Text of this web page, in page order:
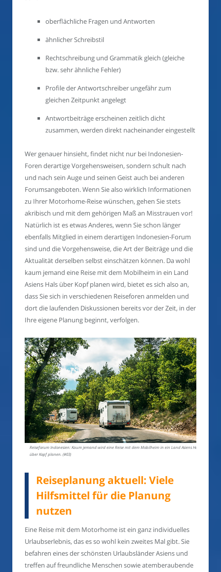
oberflächliche Fragen und Antworten
ähnlicher Schreibstil
Rechtschreibung und Grammatik gleich (gleiche
bzw. sehr ähnliche Fehler)
Profile der Antwortschreiber ungefähr zum
gleichen Zeitpunkt angelegt
Antwortbeiträge erscheinen zeitlich dicht
zusammen, werden direkt nacheinander eingestellt
Wer genauer hinsieht, findet nicht nur bei Indonesien-
Foren derartige Vorgehensweisen, sondern schult nach
und nach sein Auge und seinen Geist auch bei anderen
Forumsangeboten. Wenn Sie also wirklich Informationen
zu Ihrer Motorhome-Reise wünschen, gehen Sie stets
akribisch und mit dem gehörigen Maß an Misstrauen vor!
Natürlich ist es etwas Anderes, wenn Sie schon länger
ebenfalls Mitglied in einem derartigen Indonesien-Forum
sind und die Vorgehensweise, die Art der Beiträge und die
Aktualität derselben selbst einschätzen können. Da wohl
kaum jemand eine Reise mit dem Mobilheim in ein Land
Asiens Hals über Kopf planen wird, bietet es sich also an,
dass Sie sich in verschiedenen Reiseforen anmelden und
dort die laufenden Diskussionen bereits vor der Zeit, in der
Ihre eigene Planung beginnt, verfolgen.
Reiseforum Indonesien: Kaum jemand wird eine Reise mit dem Mobilheim in ein Land Asiens Hals
über Kopf planen. (#03)
Reiseplanung aktuell: Viele
Hilfsmittel für die Planung
nutzen
Eine Reise mit dem Motorhome ist ein ganz individuelles
Urlaubserlebnis, das es so wohl kein zweites Mal gibt. Sie
befahren eines der schönsten Urlaubsländer Asiens und
treffen auf freundliche Menschen sowie atemberaubende